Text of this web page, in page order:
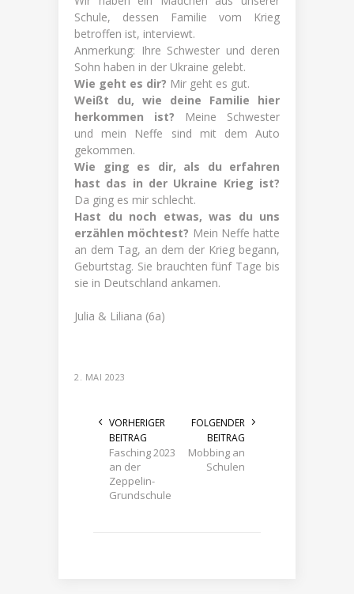
Schule, dessen Familie vom Krieg
betroffen ist, interviewt.
Anmerkung: Ihre Schwester und deren
Sohn haben in der Ukraine gelebt.
Wie geht es dir? Mir geht es gut.
Weißt du, wie deine Familie hier
herkommen ist? Meine Schwester
und mein Neffe sind mit dem Auto
gekommen.
Wie ging es dir, als du erfahren
hast das in der Ukraine Krieg ist?
Da ging es mir schlecht.
Hast du noch etwas, was du uns
erzählen möchtest? Mein Neffe hatte
an dem Tag, an dem der Krieg begann,
Geburtstag. Sie brauchten fünf Tage bis
sie in Deutschland ankamen.
Julia & Liliana (6a)
2. MAI 2023
VORHERIGER
BEITRAG
Fasching 2023
an der
Zeppelin-
Grundschule
FOLGENDER
BEITRAG
Mobbing an
Schulen